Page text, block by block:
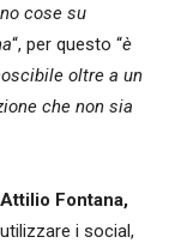
cose su
“, per questo “è
oltre a un
che non sia
Fontana,
i social,